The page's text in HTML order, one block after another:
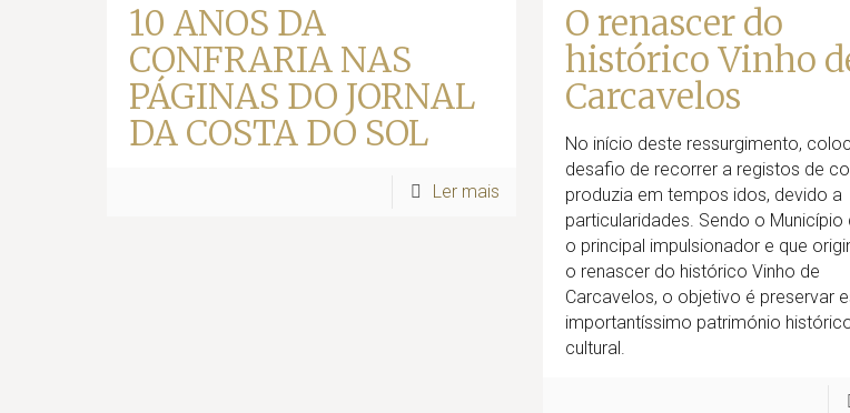
10 ANOS DA
CONFRARIA NAS
PÁGINAS DO JORNAL
DA COSTA DO SOL
Ler mais
O renascer do
histórico Vinho
Carcavelos
No início deste ressurgimento,
desafio de recorrer a registos de
produzia em tempos idos, devido a
particularidades. Sendo o Município
o principal impulsionador e que
o renascer do histórico Vinho de
Carcavelos, o objetivo é preservar
importantíssimo património
cultural.